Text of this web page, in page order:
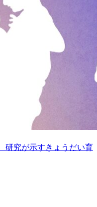
究が示すきょうだい育